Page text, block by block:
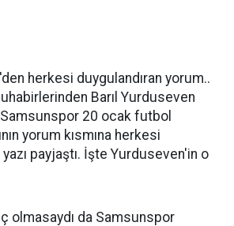
herkesi duygulandıran yorum..
Barıl Yurduseven
20 ocak futbol
yorum kısmına herkesi
payjaştı. İşte Yurduseven'in o
olmasaydı da Samsunspor